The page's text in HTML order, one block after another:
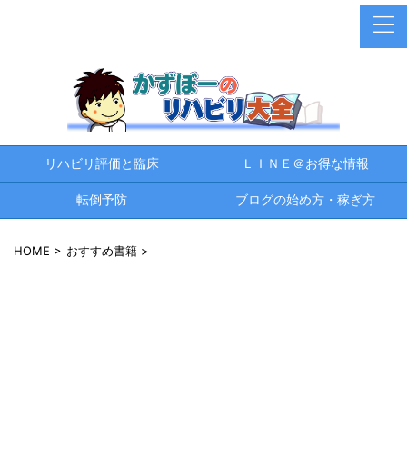
リハビリ評価と臨床 ＬＩＮＥ＠お得な情報
転倒予防 ブログの始め方・稼ぎ方
HOME > おすすめ書籍 >